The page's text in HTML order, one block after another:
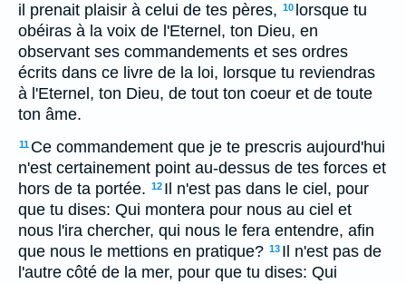
il prenait plaisir à celui de tes pères, 10 lorsque tu
obéiras à la voix de l'Eternel, ton Dieu, en
observant ses commandements et ses ordres
écrits dans ce livre de la loi, lorsque tu reviendras
à l'Eternel, ton Dieu, de tout ton coeur et de toute
ton âme.
11 Ce commandement que je te prescris aujourd'hui
n'est certainement point au-dessus de tes forces et
hors de ta portée. 12 Il n'est pas dans le ciel, pour
que tu dises: Qui montera pour nous au ciel et
nous l'ira chercher, qui nous le fera entendre, afin
que nous le mettions en pratique? 13 Il n'est pas de
l'autre côté de la mer, pour que tu dises: Qui